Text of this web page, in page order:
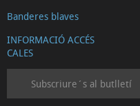
Banderes blaves
INFORMACIÓ ACCÉS
CALES
Subscriure´s al butlletí